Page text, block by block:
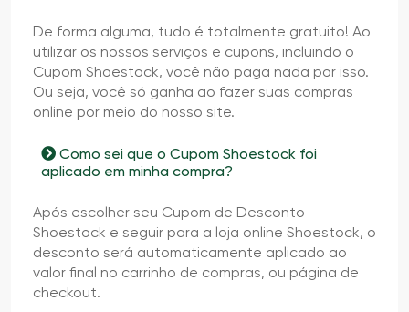
De forma alguma, tudo é totalmente gratuito! Ao
utilizar os nossos serviços e cupons, incluindo o
Cupom Shoestock, você não paga nada por isso.
Ou seja, você só ganha ao fazer suas compras
online por meio do nosso site.
Como sei que o Cupom Shoestock foi
aplicado em minha compra?
Após escolher seu Cupom de Desconto
Shoestock e seguir para a loja online Shoestock, o
desconto será automaticamente aplicado ao
valor final no carrinho de compras, ou página de
checkout.